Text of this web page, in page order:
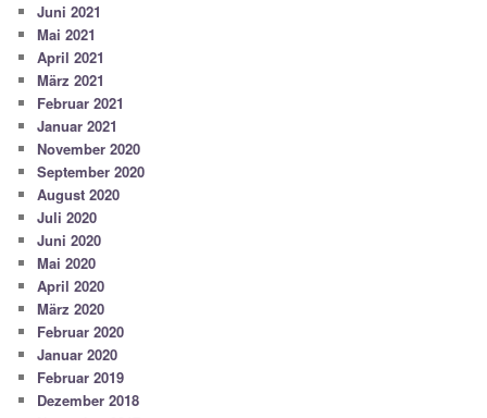
Juni 2021
Mai 2021
April 2021
März 2021
Februar 2021
Januar 2021
November 2020
September 2020
August 2020
Juli 2020
Juni 2020
Mai 2020
April 2020
März 2020
Februar 2020
Januar 2020
Februar 2019
Dezember 2018